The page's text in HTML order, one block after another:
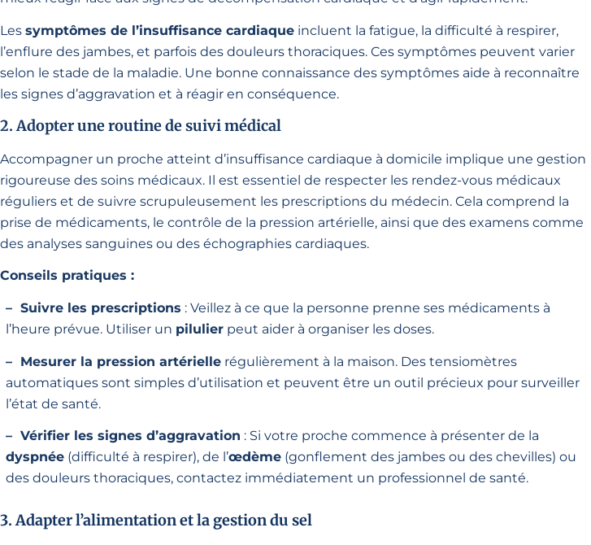
Les symptômes de l’insuffisance cardiaque incluent la fatigue, la difficulté à respirer,
l’enflure des jambes, et parfois des douleurs thoraciques. Ces symptômes peuvent varier
selon le stade de la maladie. Une bonne connaissance des symptômes aide à reconnaître
les signes d’aggravation et à réagir en conséquence.
2. Adopter une routine de suivi médical
Accompagner un proche atteint d’insuffisance cardiaque à domicile implique une gestion
rigoureuse des soins médicaux. Il est essentiel de respecter les rendez-vous médicaux
réguliers et de suivre scrupuleusement les prescriptions du médecin. Cela comprend la
prise de médicaments, le contrôle de la pression artérielle, ainsi que des examens comme
des analyses sanguines ou des échographies cardiaques.
Conseils pratiques :
– Suivre les prescriptions : Veillez à ce que la personne prenne ses médicaments à
l’heure prévue. Utiliser un pilulier peut aider à organiser les doses.
– Mesurer la pression artérielle régulièrement à la maison. Des tensiomètres
automatiques sont simples d’utilisation et peuvent être un outil précieux pour surveiller
l’état de santé.
– Vérifier les signes d’aggravation : Si votre proche commence à présenter de la
dyspnée (difficulté à respirer), de l’œdème (gonflement des jambes ou des chevilles) ou
des douleurs thoraciques, contactez immédiatement un professionnel de santé.
3. Adapter l’alimentation et la gestion du sel